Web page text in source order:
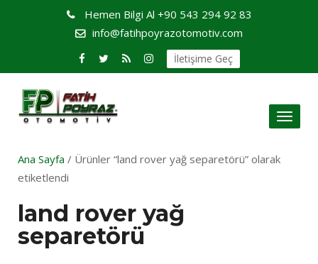
Hemen Bilgi Al +90 543 294 92 83
info@fatihpoyrazotomotiv.com
İletişime Geç
Toggle
Ana Sayfa / Ürünler “land rover yağ separetörü” olarak
etiketlendi
land rover yağ
separetörü